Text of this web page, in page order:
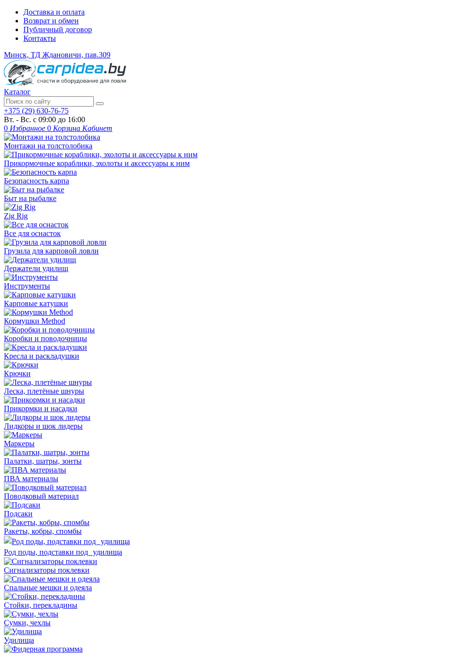
Доставка и оплата
Возврат и обмен
Публичный договор
Контакты
Минск, ТД Ждановичи, пав.309
Каталог
+375 (29) 630-76-75
Вт. - Вс. с 09:00 до 16:00
0 Избранное 0 Корзина Кабинет
Монтажи на толстолобика
Прикормочные кораблики, эхолоты и аксессуары к ним
Безопасность карпа
Быт на рыбалке
Zig Rig
Все для оснасток
Грузила для карповой ловли
Держатели удилищ
Инструменты
Карповые катушки
Кормушки Method
Коробки и поводочницы
Кресла и раскладушки
Крючки
Леска, плетёные шнуры
Прикормки и насадки
Лидкоры и шок лидеры
Маркеры
Палатки, шатры, зонты
ПВА материалы
Поводковый материал
Подсаки
Ракеты, кобры, спомбы
Род поды, подставки под удилища
Сигнализаторы поклевки
Спальные мешки и одеяла
Стойки, перекладины
Сумки, чехлы
Удилища